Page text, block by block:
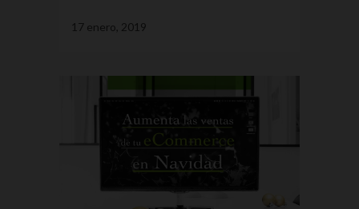
17 enero, 2019